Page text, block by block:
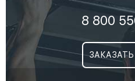
8 800